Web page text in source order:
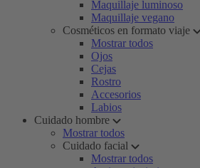
Maquillaje luminoso
Maquillaje vegano
Cosméticos en formato viaje
Mostrar todos
Ojos
Cejas
Rostro
Accesorios
Labios
Cuidado hombre
Mostrar todos
Cuidado facial
Mostrar todos